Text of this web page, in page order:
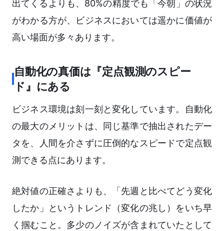
出てくるよりも、80%の精度でも「今朝」の状況
がわかる方が、ビジネスにおいては遥かに価値が
高い場面が多々あります。
自動化の真価は『定点観測のスピー
ド』にある
ビジネス環境は刻一刻と変化しています。自動化
の最大のメリットは、同じ基準で抽出されたデー
タを、人間を介さずに圧倒的なスピードで定点観
測できる点にあります。
絶対値の正確さよりも、「先週と比べてどう変化
したか」というトレンド（変化の兆し）をいち早
く掴むこと。多少のノイズが含まれていたとして